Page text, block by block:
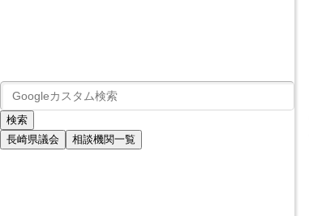
長崎県議会 相談機関一覧